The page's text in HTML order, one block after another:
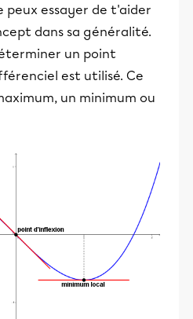
peux essayer de t'aider
dans sa généralité.
un point
est utilisé. Ce
un minimum ou